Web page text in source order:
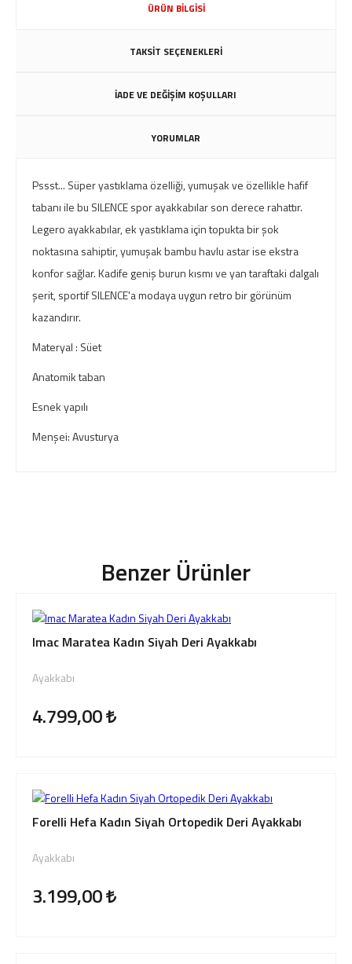
ÜRÜN BİLGİSİ
TAKSİT SEÇENEKLERİ
İADE VE DEĞİŞİM KOŞULLARI
YORUMLAR
Pssst... Süper yastıklama özelliği, yumuşak ve özellikle hafif
tabanı ile bu SILENCE spor ayakkabılar son derece rahattır.
Legero ayakkabılar, ek yastıklama için topukta bir şok
noktasına sahiptir, yumuşak bambu havlu astar ise ekstra
konfor sağlar. Kadife geniş burun kısmı ve yan taraftaki dalgalı
şerit, sportif SILENCE'a modaya uygun retro bir görünüm
kazandırır.
Materyal : Süet
Anatomik taban
Esnek yapılı
Menşei: Avusturya
Benzer Ürünler
Imac Maratea Kadın Siyah Deri Ayakkabı
Ayakkabı
4.799,00
Forelli Hefa Kadın Siyah Ortopedik Deri Ayakkabı
Ayakkabı
3.199,00